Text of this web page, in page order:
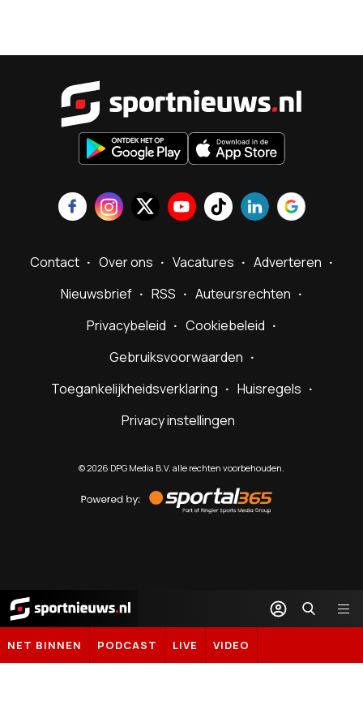
Contact Over ons Vacatures
Adverteren
Nieuwsbrief
RSS
Auteursrechten
Privacybeleid
Cookiebeleid
Gebruiksvoorwaarden
Toegankelijkheidsverklaring
Huisregels
Privacy instellingen
©2026 DPG Media B.V. alle rechten voorbehouden.
by
Sportal365
Sportnieuws.nl
NET BINNEN PODCAST LIVE VIDEO